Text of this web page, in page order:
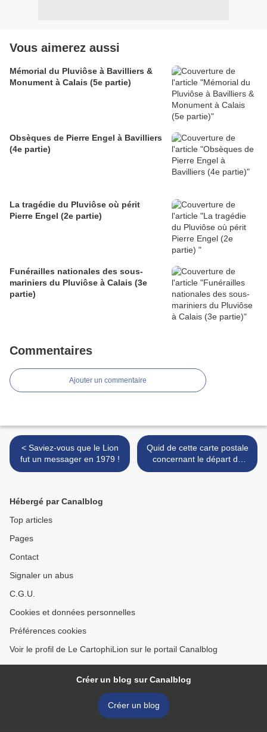
Vous aimerez aussi
Mémorial du Pluviôse à Bavilliers &
Monument à Calais (5e partie)
Obsèques de Pierre Engel à Bavilliers
(4e partie)
La tragédie du Pluviôse où périt
Pierre Engel (2e partie)
Funérailles nationales des sous-
mariniers du Pluviôse à Calais (3e
partie)
Commentaires
Ajouter un commentaire
< Saviez-vous que le Lion
fut un messager en 1979 !
Quid de cette carte postale
concernant le départ de
Belfort du 11e régiment de
Hébergé par Canalblog
Top articles
Pages
Contact
Signaler un abus
C.G.U.
Cookies et données personnelles
Préférences cookies
Voir le profil de Le CartophiLion sur le portail Canalblog
Créer un blog sur Canalblog
Créer un blog